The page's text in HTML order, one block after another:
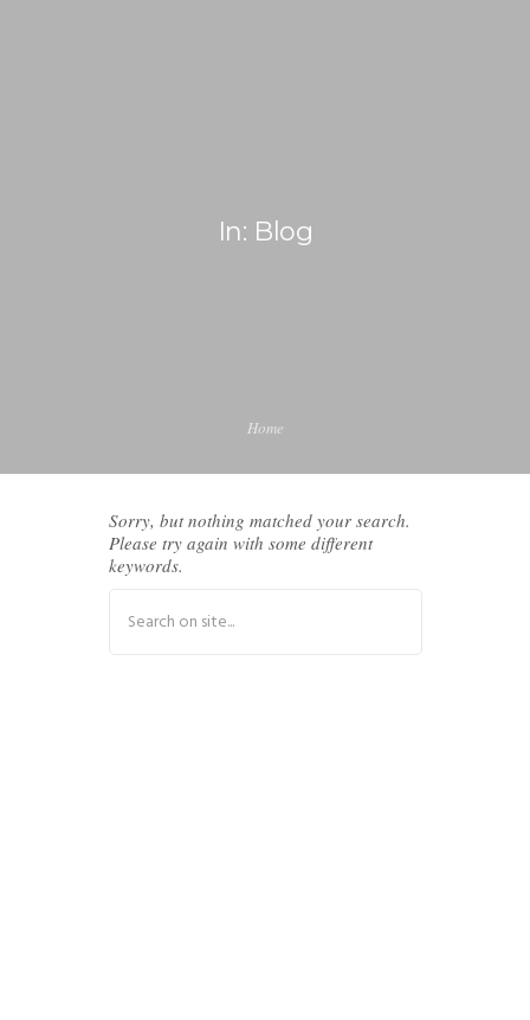
In: Blog
Home
Sorry, but nothing matched your search.
Please try again with some different
keywords.